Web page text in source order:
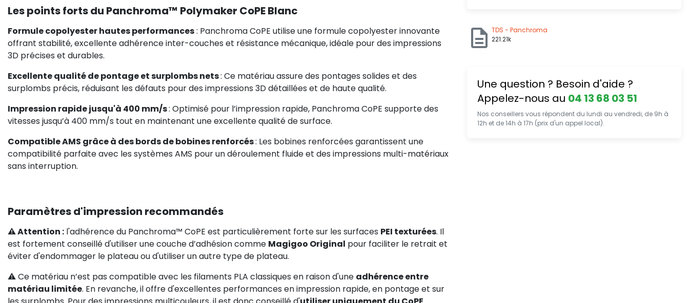
Les points forts du Panchroma™ Polymaker CoPE Blanc
Formule copolyester hautes performances: Panchroma CoPE utilise une formule copolyester innovante
offrant stabilité, excellente adhérence inter-couches et résistance mécanique, idéale pour des impressions
3D précises et durables.
Excellente qualité de pontage et surplombs nets: Ce matériau assure des pontages solides et des
surplombs précis, réduisant les défauts pour des impressions 3D détaillées et de haute qualité.
Impression rapide jusqu'à 400 mm/s: Optimisé pour l’impression rapide, Panchroma CoPE supporte des
vitesses jusqu’à 400 mm/s tout en maintenant une excellente qualité de surface.
Compatible AMS grâce à des bords de bobines renforcés: Les bobines renforcées garantissent une
compatibilité parfaite avec les systèmes AMS pour un déroulement fluide et des impressions multi-matériaux
sans interruption.
Paramètres d'impression recommandés
⚠️Attention : l'adhérence du Panchroma™ CoPE est particulièrement forte sur les surfaces PEI texturées. Il
est fortement conseillé d'utiliser une couche d’adhésion comme Magigoo Original pour faciliter le retrait et
éviter d'endommager le plateau ou d'utiliser un autre type de plateau.
⚠️ Ce matériau n’est pas compatible avec les filaments PLA classiques en raison d'une adhérence entre
matériau limitée. En revanche, il offre d'excellentes performances en impression rapide, en pontage et sur
TDS - Panchroma
221.21k
Une question ? Besoin d'aide ?
Appelez-nous au 04 13 68 03 51
Nos conseillers vous répondent du lundi au vendredi, de 9h à
12h et de 14h à 17h (prix d'un appel local).